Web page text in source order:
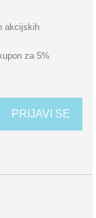
akcijskih
za 5%
PRIJAVI SE